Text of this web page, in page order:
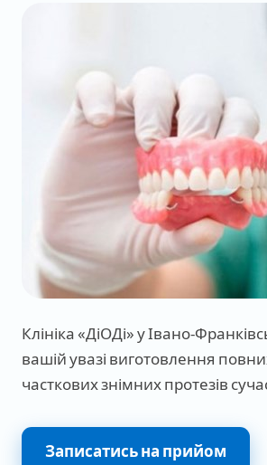
Клініка «ДіОДі» у Івано-
вашій увазі виготовлення
часткових знімних протезів
Записатись на прийом